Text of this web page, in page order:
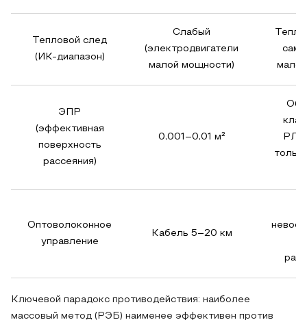
Тепловой след
(ИК-диапазон)
Слабый
(электродвигатели
малой мощности)
ЭПР
(эффективная
поверхность
рассеяния)
0,001–0,01 м²
РЛС
Оптоволоконное
управление
Кабель 5–20 км
Ключевой парадокс противодействия: наиболее
массовый метод (РЭБ) наименее эффективен против